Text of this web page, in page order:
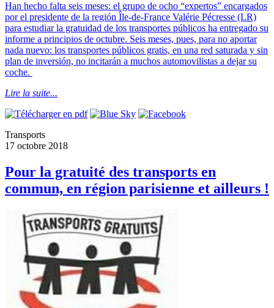
Han hecho falta seis meses: el grupo de ocho “expertos” encargados
por el presidente de la región Île-de-France Valérie Pécresse (LR)
para estudiar la gratuidad de los transportes públicos ha entregado su
informe a principios de octubre. Seis meses, pues, para no aportar
nada nuevo: los transportes públicos gratis, en una red saturada y sin
plan de inversión, no incitarán a muchos automovilistas a dejar su
coche.
Lire la suite...
Transports
17 octobre 2018
Pour la gratuité des transports en
commun, en région parisienne et ailleurs !